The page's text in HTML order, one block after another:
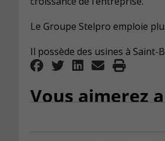
Le Groupe Stelpro emploie
Il possède des usines à
Vous aimerez